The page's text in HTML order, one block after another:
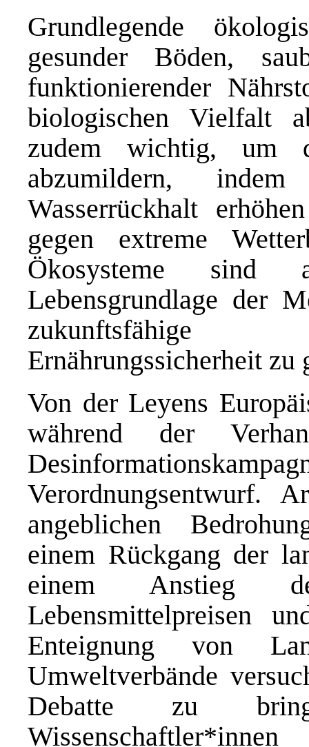
Grundlegende
gesunder Böden,
funktionierender
biologischen Vielfalt
zudem wichtig, um
abzumildern,
Wasserrückhalt
gegen extreme
Ökosysteme
Lebensgrundlage der
zukunftsfähige
Ernährungssicherheit zu
Von der Leyens
während der
Verordnungsentwurf.
angeblichen
einem Rückgang der
einem Anstieg
Lebensmittelpreisen
Enteignung von
Umweltverbände
Debatte zu